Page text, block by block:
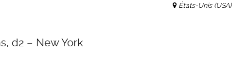
États-Unis (USA)
d2 – New York